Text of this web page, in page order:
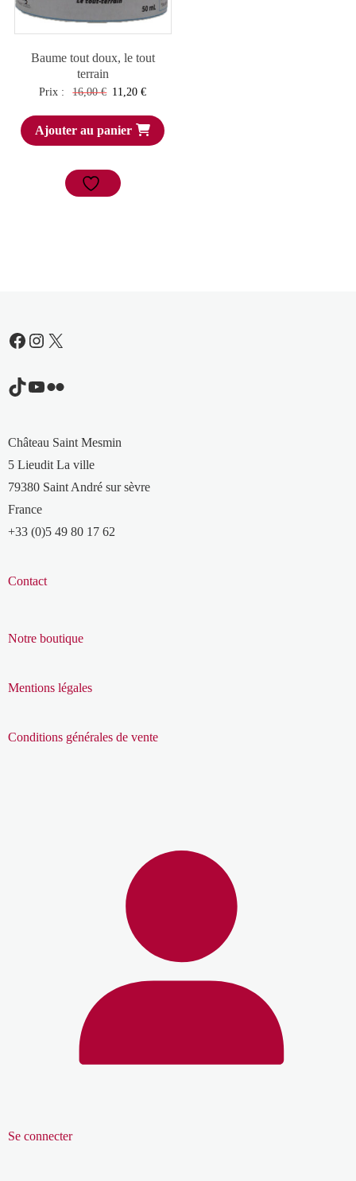
Baume tout doux, le tout
terrain
Prix : 16,00€ Le
initial
16,00 €.
11,20€Le
actuel
Ajouter au panier
Facebook
Instagram
X
TikTok
YouTube
Flickr
Château Saint Mesmin
5 Lieudit La ville
79380 Saint André sur sèvre
France
+33 (0)5 49 80 17 62
Contact
Notre boutique
Mentions légales
Conditions générales de vente
Se connecter